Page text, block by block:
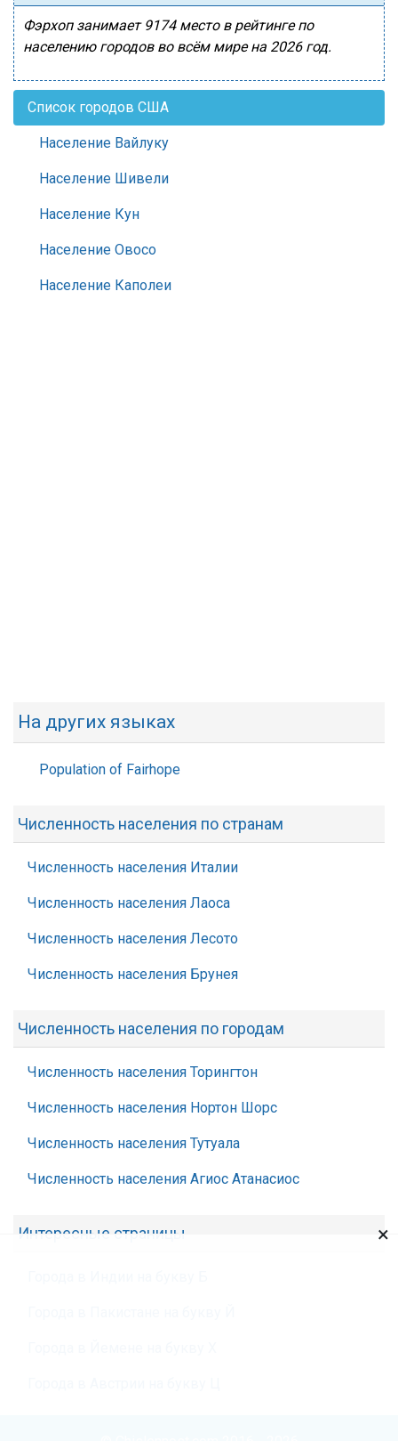
Фэрхоп занимает 9174 место в рейтинге по
населению городов во всём мире на 2026 год.
Список городов США
Население Вайлуку
Население Шивели
Население Кун
Население Овосо
Население Каполеи
На других языках
Population of Fairhope
Численность населения по странам
Численность населения Италии
Численность населения Лаоса
Численность населения Лесото
Численность населения Брунея
Численность населения по городам
Численность населения Торингтон
Численность населения Нортон Шорс
Численность населения Тутуала
Численность населения Агиос Атанасиос
Интересные страницы ×